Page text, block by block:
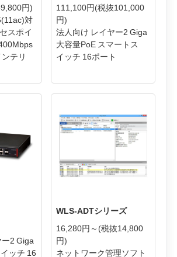
円)
対
スポイ
テリ
111,100円(税抜101,000
円)
法人向け レイヤー2 Giga
大容量PoE スマートス
イッチ 16ポート
2 Giga
ッチ 16
WLS-ADTシリーズ
16,280円～ (税抜14,800
円)
ネットワーク管理ソフト